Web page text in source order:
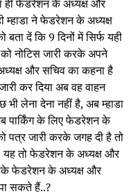
ही फेडरेशन के अध्यक्ष और
म्हाडा ने फेडरेशन के अध्यक्ष
दें कि 9 दिनों में सिर्फ यही
नोटिस जारी करके अपने
और सचिव का कहना है
कर दिया अब वह वाहन
लेना देना नहीं है, अब म्हाडा
पार्किंग के लिए फेडरेशन के
पत्र जारी करके जगह दी है तो
यह तो फेडरेशन के अध्यक्ष और
फेडरेशन के अध्यक्ष और
सकते हैं..?